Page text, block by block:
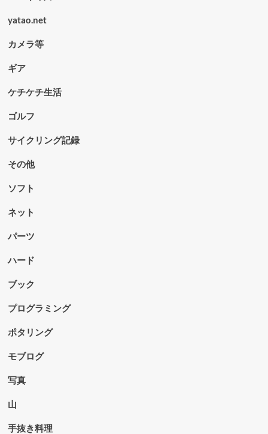
yatao.net
カメラ等
ギア
ケチケチ生活
ゴルフ
サイクリング記録
その他
ソフト
ネット
パーツ
ハード
ブック
プログラミング
ポタリング
モブログ
写真
山
手抜き料理